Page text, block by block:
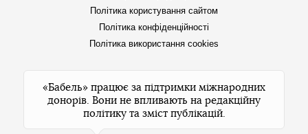
Політика користування сайтом
Політика конфіденційності
Політика використання cookies
«Бабель» працює за підтримки міжнародних
донорів. Вони не впливають на редакційну
політику та зміст публікацій.